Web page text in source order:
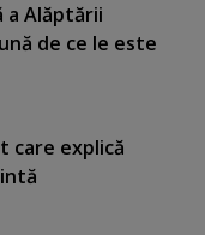
a Alăptării
de ce le este
care explică